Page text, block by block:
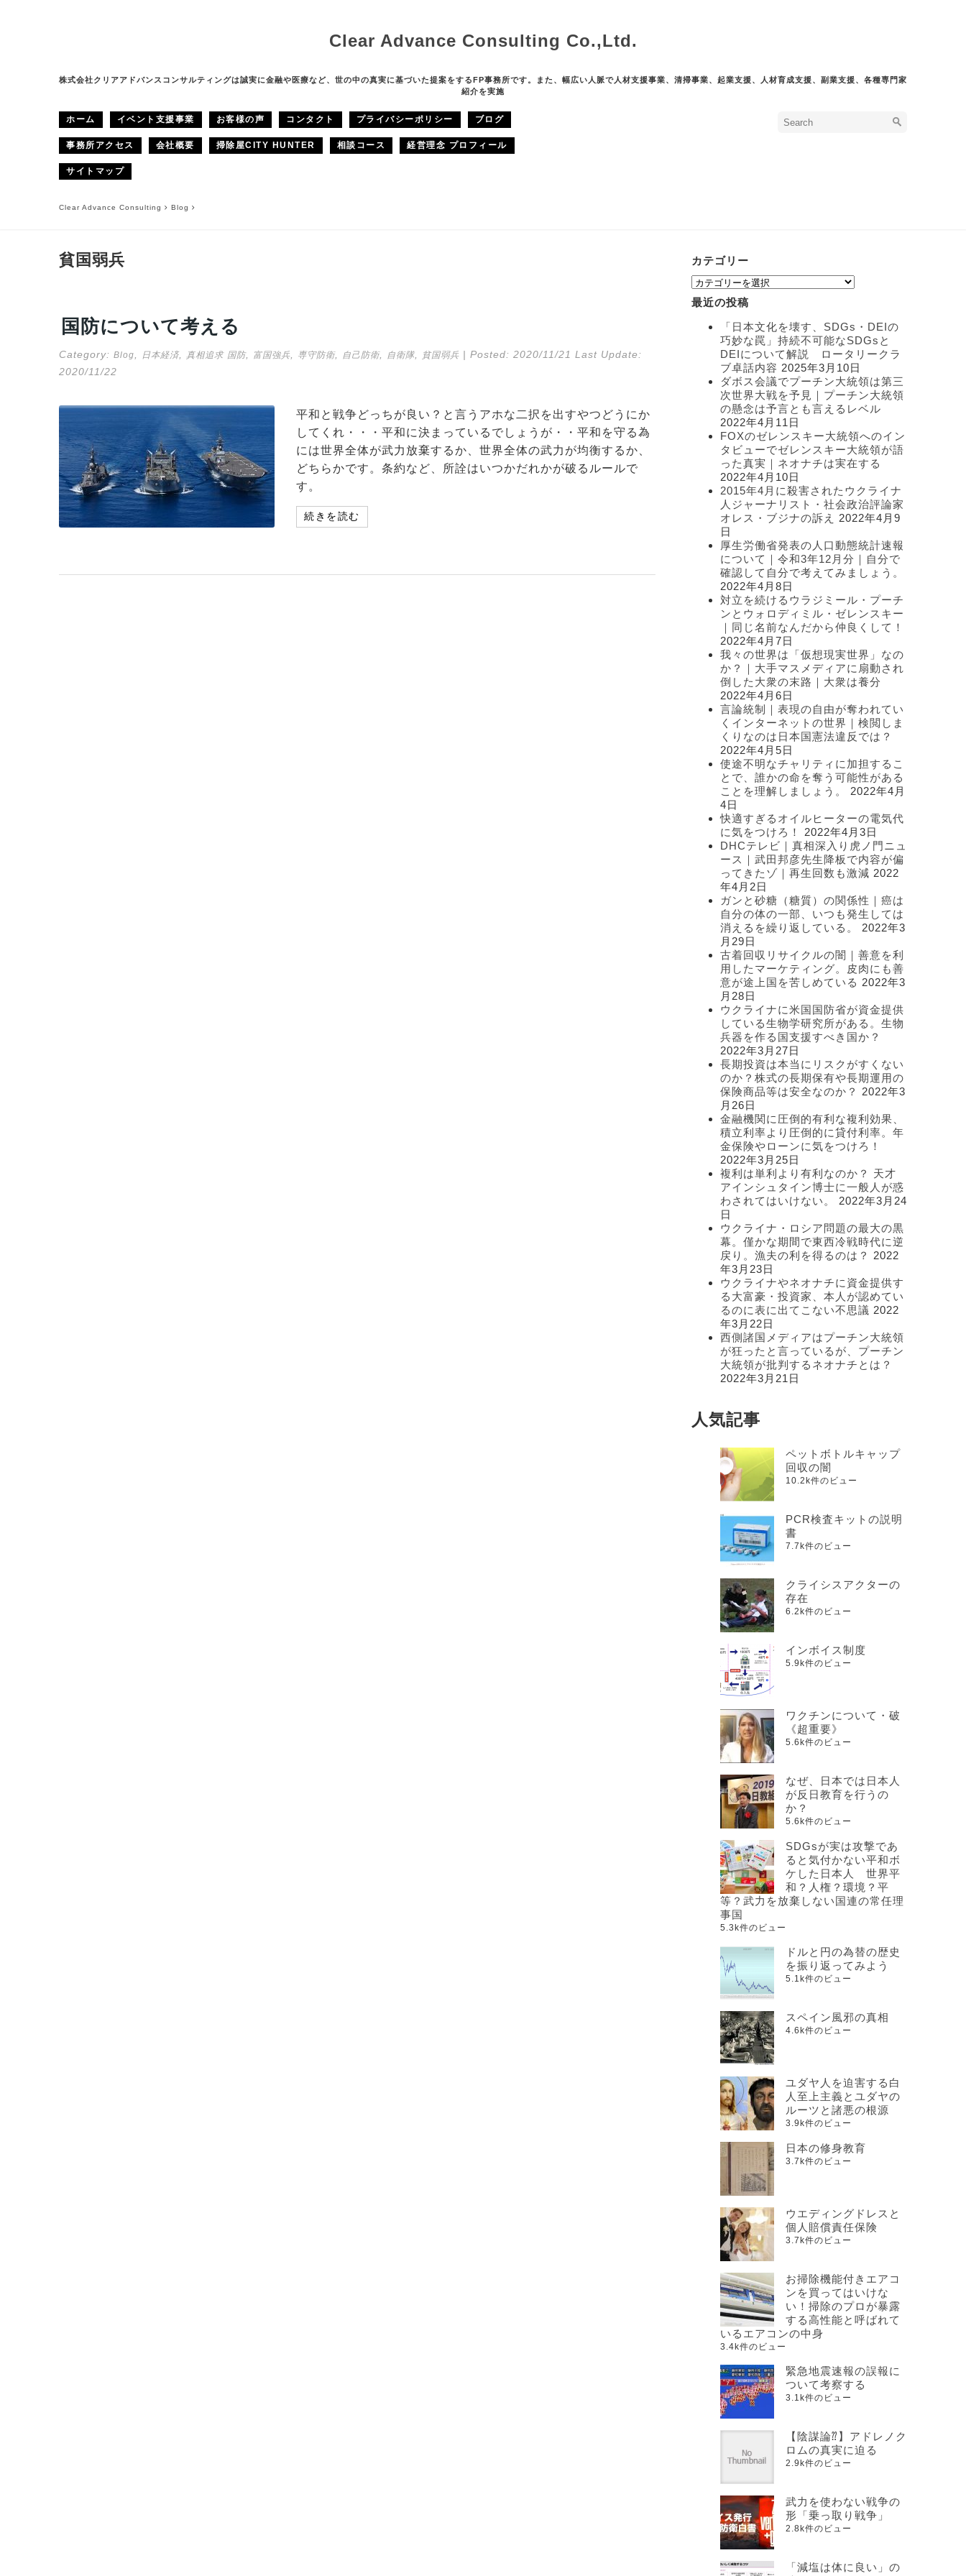
Clear Advance Consulting Co.,Ltd.
株式会社クリアアドバンスコンサルティングは誠実に金融や医療など、世の中の真実に基づいた提案をするFP事務所です。また、幅広い人脈で人材支援事業、清掃事業、起業支援、人材育成支援、副業支援、各種専門家
紹介を実施
ホーム イベント支援事業 お客様の声 コンタクト プライバシーポリシー ブログ
事務所アクセス 会社概要 掃除屋CITY HUNTER 相談コース 経営理念 プロフィール
サイトマップ
Clear Advance Consulting Blog
貧国弱兵
国防について考える
Category: Blog 日本経済 真相追求 国防, 富国強兵 専守防衛, 自己防衛, 自衛隊 貧国弱兵 | Posted: 2020/11/21 Last Update:
2020/11/22
平和と戦争どっちが良い？と言うアホな二択を出すやつどうにか
してくれ・・・平和に決まっているでしょうが・・平和を守る為
には世界全体が武力放棄するか、世界全体の武力が均衡するか、
どちらかです。条約など、所詮はいつかだれかが破るルールで
す。
続きを読む
カテゴリー
カ
テ
ゴ
最近の投稿
「日本文化を壊す、SDGs・DEIの
巧妙な罠」持続不可能なSDGsと
DEIについて解説 ロータリークラ
ブ卓話内容 2025年3月10日
ダボス会議でプーチン大統領は第三
次世界大戦を予見｜プーチン大統領
の懸念は予言とも言えるレベル
2022年4月11日
FOXのゼレンスキー大統領へのイン
タビューでゼレンスキー大統領が語
った真実｜ネオナチは実在する
2022年4月10日
2015年4月に殺害されたウクライナ
人ジャーナリスト・社会政治評論家
オレス・ブジナの訴え
2022年4月9
日
厚生労働省発表の人口動態統計速報
について｜令和3年12月分｜自分で
確認して自分で考えてみましょう。
2022年4月8日
対立を続けるウラジミール・プーチ
ンとウォロディミル・ゼレンスキー
｜同じ名前なんだから仲良くして！
2022年4月7日
我々の世界は「仮想現実世界」なの
か？｜大手マスメディアに扇動され
倒した大衆の末路｜大衆は養分
2022年4月6日
言論統制｜表現の自由が奪われてい
くインターネットの世界｜検閲しま
くりなのは日本国憲法違反では？
2022年4月5日
使途不明なチャリティに加担するこ
とで、誰かの命を奪う可能性がある
ことを理解しましょう。
2022年4月
4日
快適すぎるオイルヒーターの電気代
に気をつけろ！
2022年4月3日
DHCテレビ｜真相深入り虎ノ門ニュ
ース｜武田邦彦先生降板で内容が偏
ってきたゾ｜再生回数も激減 2022
年4月2日
ガンと砂糖（糖質）の関係性｜癌は
自分の体の一部、いつも発生しては
消えるを繰り返している。
2022年3
月29日
古着回収リサイクルの闇｜善意を利
用したマーケティング。皮肉にも善
意が途上国を苦しめている 2022年3
月28日
ウクライナに米国国防省が資金提供
している生物学研究所がある。生物
兵器を作る国支援すべき国か？
2022年3月27日
長期投資は本当にリスクがすくない
のか？株式の長期保有や長期運用の
保険商品等は安全なのか？
2022年3
月26日
金融機関に圧倒的有利な複利効果、
積立利率より圧倒的に貸付利率。年
金保険やローンに気をつけろ！
2022年3月25日
複利は単利より有利なのか？ 天才
アインシュタイン博士に一般人が惑
わされてはいけない。
2022年3月24
日
ウクライナ・ロシア問題の最大の黒
幕。僅かな期間で東西冷戦時代に逆
戻り。漁夫の利を得るのは？
2022
年3月23日
ウクライナやネオナチに資金提供す
る大富豪・投資家、本人が認めてい
るのに表に出てこない不思議 2022
年3月22日
西側諸国メディアはプーチン大統領
が狂ったと言っているが、プーチン
大統領が批判するネオナチとは？
2022年3月21日
人気記事
ペットボトルキャップ
回収の闇
10.2k件のビュー
PCR検査キットの説明
書
7.7k件のビュー
クライシスアクターの
存在
6.2k件のビュー
インボイス制度
5.9k件のビュー
ワクチンについて・破
《超重要》
5.6k件のビュー
なぜ、日本では日本人
が反日教育を行うの
か？
5.6k件のビュー
SDGsが実は攻撃であ
ると気付かない平和ボ
ケした日本人 世界平
和？人権？環境？平
等？武力を放棄しない国連の常任理
事国
5.3k件のビュー
ドルと円の為替の歴史
を振り返ってみよう
5.1k件のビュー
スペイン風邪の真相
4.6k件のビュー
ユダヤ人を迫害する白
人至上主義とユダヤの
ルーツと諸悪の根源
3.9k件のビュー
日本の修身教育
3.7k件のビュー
ウエディングドレスと
個人賠償責任保険
3.7k件のビュー
お掃除機能付きエアコ
ンを買ってはいけな
い！掃除のプロが暴露
する高性能と呼ばれて
いるエアコンの中身
3.4k件のビュー
緊急地震速報の誤報に
ついて考察する
3.1k件のビュー
【陰謀論⁇】アドレノク
ロムの真実に迫る
2.9k件のビュー
武力を使わない戦争の
形「乗っ取り戦争」
2.8k件のビュー
「減塩は体に良い」の